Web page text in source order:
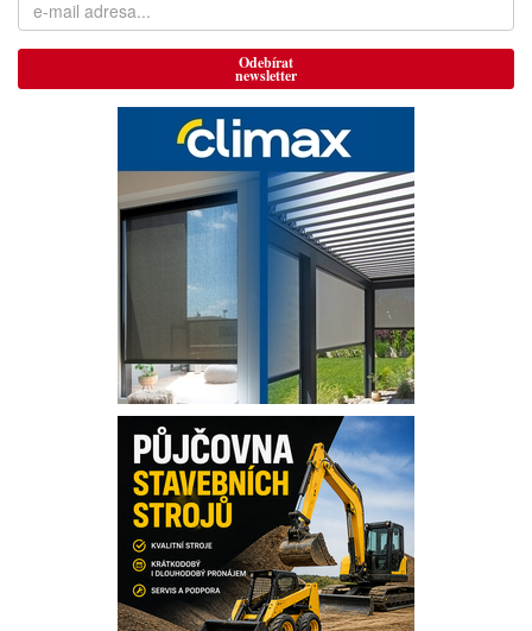
Odebírat
newsletter